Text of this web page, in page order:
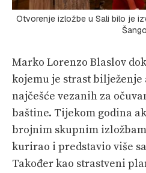
Otvorenje izložbe u Sali bilo je
Šango
Marko Lorenzo Blaslov
kojemu je strast
najčešće vezanih za
baštine. Tijekom godina
brojnim skupnim
kurirao i predstavio više
Također kao strastveni